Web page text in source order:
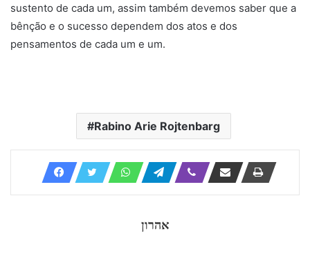
sustento de cada um, assim também devemos saber que a
bênção e o sucesso dependem dos atos e dos
pensamentos de cada um e um.
Rabino Arie Rojtenbarg
אהרון